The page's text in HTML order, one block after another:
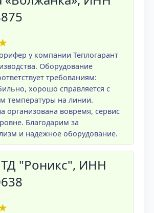
у компании Теплогарант
Оборудование
требованиям:
хорошо справляется с
температуры на линии.
организована вовремя, сервис
Благодарим за
и надежное оборудование.
"Роникс", ИНН